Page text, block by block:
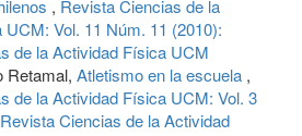
, Revista Ciencias de la
Vol. 11 Núm. 11 (2010):
de la Actividad Física UCM
Retamal, Atletismo en la escuela ,
de la Actividad Física UCM: Vol. 3
Ciencias de la Actividad